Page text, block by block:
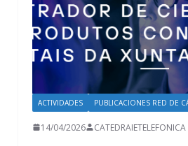
ACTIVIDADES PUBLICACIONES RED DE
14/04/2026 CATEDRAIETELEFONICA